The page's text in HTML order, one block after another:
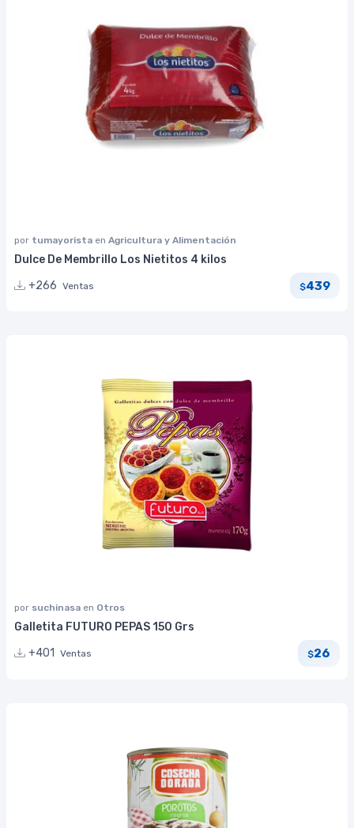
por tumayorista en Agricultura y Alimentación
Dulce De Membrillo Los Nietitos 4 kilos
+266 Ventas $439
por suchinasa en Otros
Galletita FUTURO PEPAS 150 Grs
+401 Ventas $26